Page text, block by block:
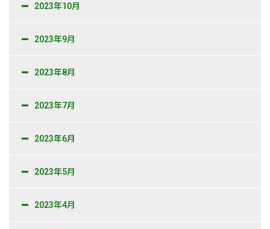
2023年10月
2023年9月
2023年8月
2023年7月
2023年6月
2023年5月
2023年4月